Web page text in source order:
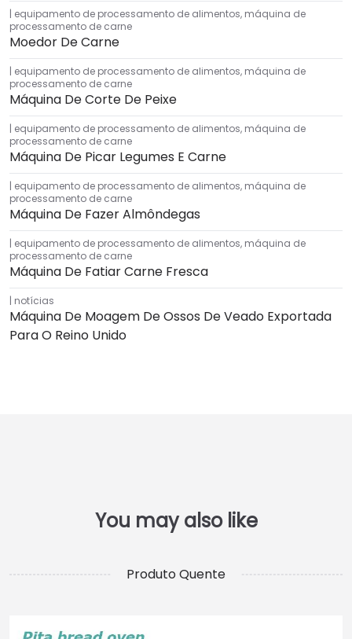
equipamento de processamento de alimentos, máquina de
processamento de carne
Moedor De Carne
equipamento de processamento de alimentos, máquina de
processamento de carne
Máquina De Corte De Peixe
equipamento de processamento de alimentos, máquina de
processamento de carne
Máquina De Picar Legumes E Carne
equipamento de processamento de alimentos, máquina de
processamento de carne
Máquina De Fazer Almôndegas
equipamento de processamento de alimentos, máquina de
processamento de carne
Máquina De Fatiar Carne Fresca
notícias
Máquina De Moagem De Ossos De Veado Exportada
Para O Reino Unido
Produto Quente